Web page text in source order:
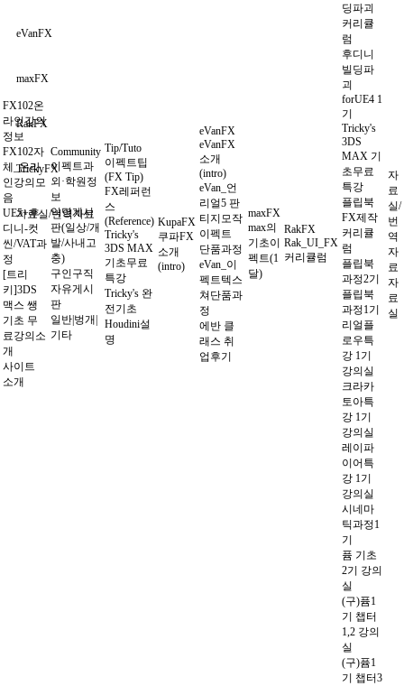
eVanFX
maxFX
RakFX
TrickyFX
자료실/번역자료
FX102온
라인강의
정보
FX102자
체_온라
인강의모
음
UE5+후
디니-컷
씬/VAT과
정
[트리
키]3DS
맥스 쌩
기초 무
료강의소
개
사이트
소개
Community
이펙트과
외·학원정
보
익명게시
판(일상/개
발/사내고
충)
구인구직
자유게시
판
일반|벙개|
기타
Tip/Tuto
이펙트팁
(FX Tip)
FX레퍼런
스
(Reference)
Tricky's
3DS MAX
기초무료
특강
Tricky's 완
전기초
Houdini설
명
KupaFX
쿠파FX
소개
(intro)
eVanFX
eVanFX
소개
(intro)
eVan_언
리얼5 판
티지모작
이펙트
단품과정
eVan_이
펙트텍스
쳐단품과
정
에반 클
래스 취
업후기
maxFX
max의
기초이
펙트(1
달)
RakFX
Rak_UI_FX
커리큘럼
딩파괴
커리큘
럼
후디니
빌딩파
괴
forUE4 1
기
Tricky's
3DS
MAX 기
초무료
특강
플립북
FX제작
커리큘
럼
플립북
과정2기
플립북
과정1기
리얼플
로우특
강 1기
강의실
크라카
토아특
강 1기
강의실
레이파
이어특
강 1기
강의실
시네마
틱과정1
기
퓸 기초
2기 강의
실
(구)퓸1
기 챕터
1,2 강의
실
(구)퓸1
기 챕터3
자
료
실/
번
역
자
료
자
료
실